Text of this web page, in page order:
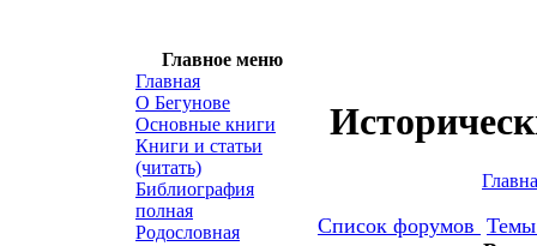
Главное меню
Главная
О Бегунове
Основные книги
Книги и статьи
(читать)
Библиография
полная
Родословная
Список форумов